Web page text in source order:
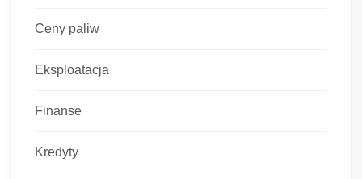
Ceny paliw
Eksploatacja
Finanse
Kredyty